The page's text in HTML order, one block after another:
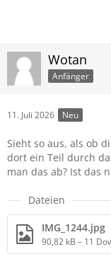
Wotan
Anfänger
11. Juli 2026 Neu
Sieht so aus, als ob
dort ein Teil durch
man das ab? Ist das
Dateien
IMG_1244.jpg
90,82 kB – 11